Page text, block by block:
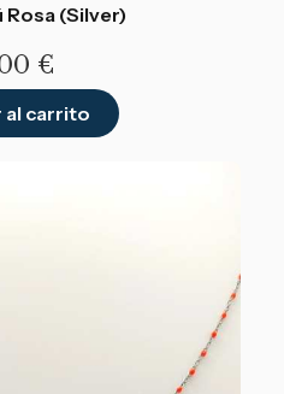
Rosa (Silver)
€
al carrito